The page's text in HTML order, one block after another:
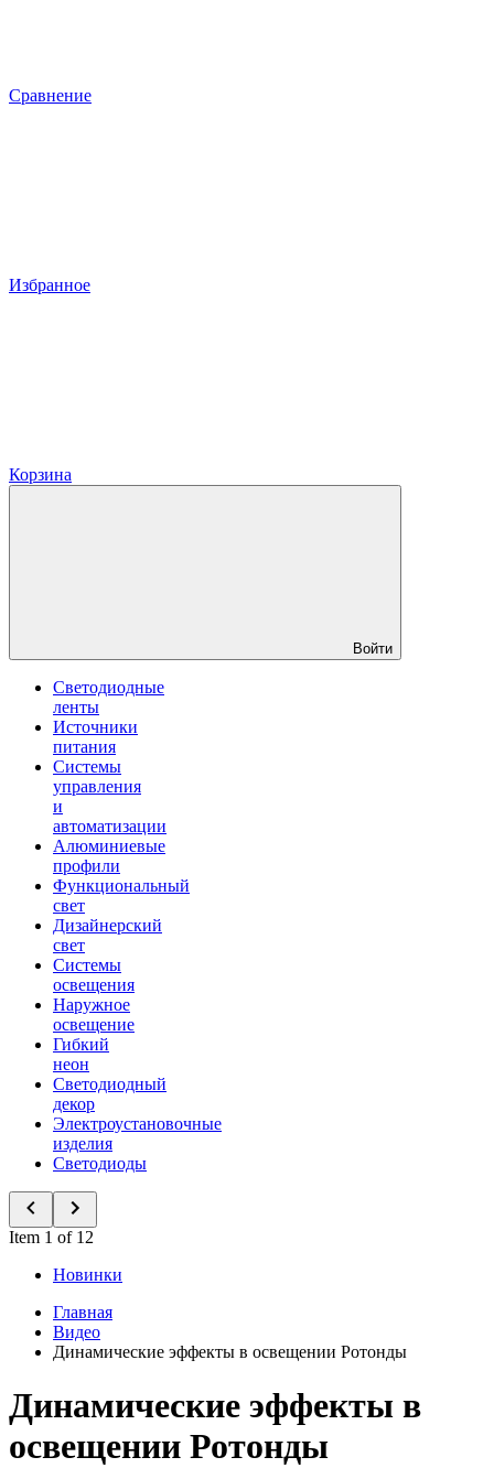
Сравнение
Избранное
Корзина
Войти
Светодиодные
ленты
Источники
питания
Системы
управления
и
автоматизации
Алюминиевые
профили
Функциональный
свет
Дизайнерский
свет
Системы
освещения
Наружное
освещение
Гибкий
неон
Светодиодный
декор
Электроустановочные
изделия
Светодиоды
Item 1 of 12
Новинки
Главная
Видео
Динамические эффекты в освещении Ротонды
Динамические эффекты в
освещении Ротонды